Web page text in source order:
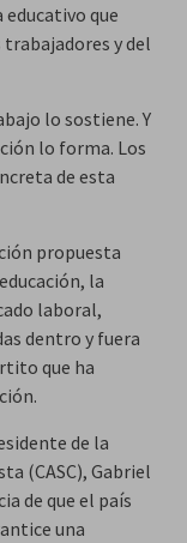
que
trabajadores y del
lo sostiene. Y
lo forma. Los
de esta
propuesta
la
laboral,
dentro y fuera
que ha
de la
(CASC), Gabriel
de que el país
una